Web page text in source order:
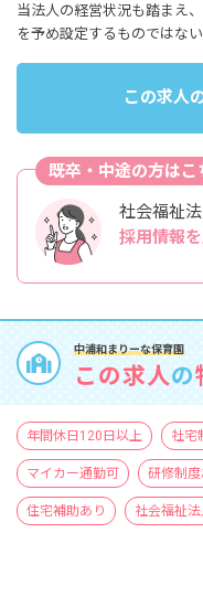
当法人の経営状況も踏まえ
を予め設定するものではな
この求人
既卒・中途の方はこ
社会福祉
採用情報
中浦和まりーな保育園
この求人の
年間休日120日以上 社宅
マイカー通勤可 研修制度
住宅補助あり 社会福祉